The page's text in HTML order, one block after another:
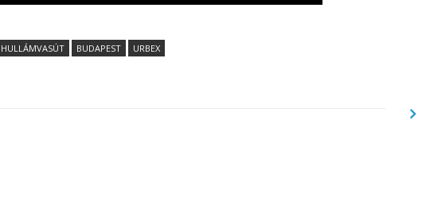
HULLÁMVASÚT BUDAPEST URBEX